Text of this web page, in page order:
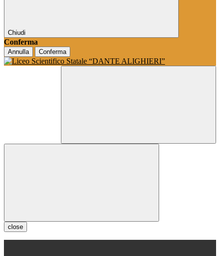
Chiudi
Conferma
Annulla Conferma
close